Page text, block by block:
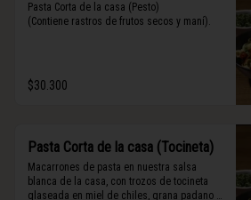
Pasta Corta de la casa (Pesto)
(Contiene rastros de frutos secos y maní).
$30.300
Pasta Corta de la casa (Tocineta)
Macarrones de pasta en nuestra salsa
blanca de la casa, con trozos de tocineta
glaseada en miel de chiles, grana padano y